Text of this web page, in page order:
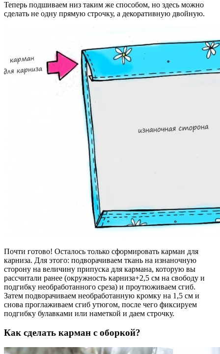
Теперь подшиваем низ таким же способом, но здесь можно
сделать не одну прямую строчку, а декоративную двойную.
Почти готово! Осталось только сформировать карман для
карниза. Для этого: подворачиваем ткань на изнаночную
сторону на величину припуска для кармана, которую вы
рассчитали ранее (окружность карниза+2,5 см на свободу и
подгибку необработанного среза) и проутюживаем сгиб.
Затем подворачиваем необработанную кромку на 1,5 см и
снова проглаживаем сгиб утюгом, после чего фиксируем
подгибку булавками или наметкой и даем строчку.
Как сделать карман с оборкой?